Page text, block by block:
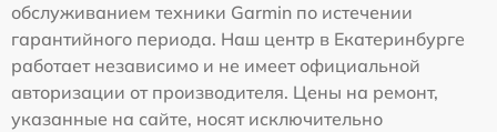
обслуживанием техники Garmin по истечении
гарантийного периода. Наш центр в Екатеринбурге
работает независимо и не имеет официальной
авторизации от производителя. Цены на ремонт,
указанные на сайте, носят исключительно